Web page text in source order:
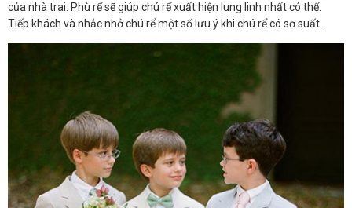
của nhà trai. Phù rể sẽ giúp chú rể xuất hiện lung linh nhất có thể.
Tiếp khách và nhắc nhở chú rể một số lưu ý khi chú rể có sơ suất.